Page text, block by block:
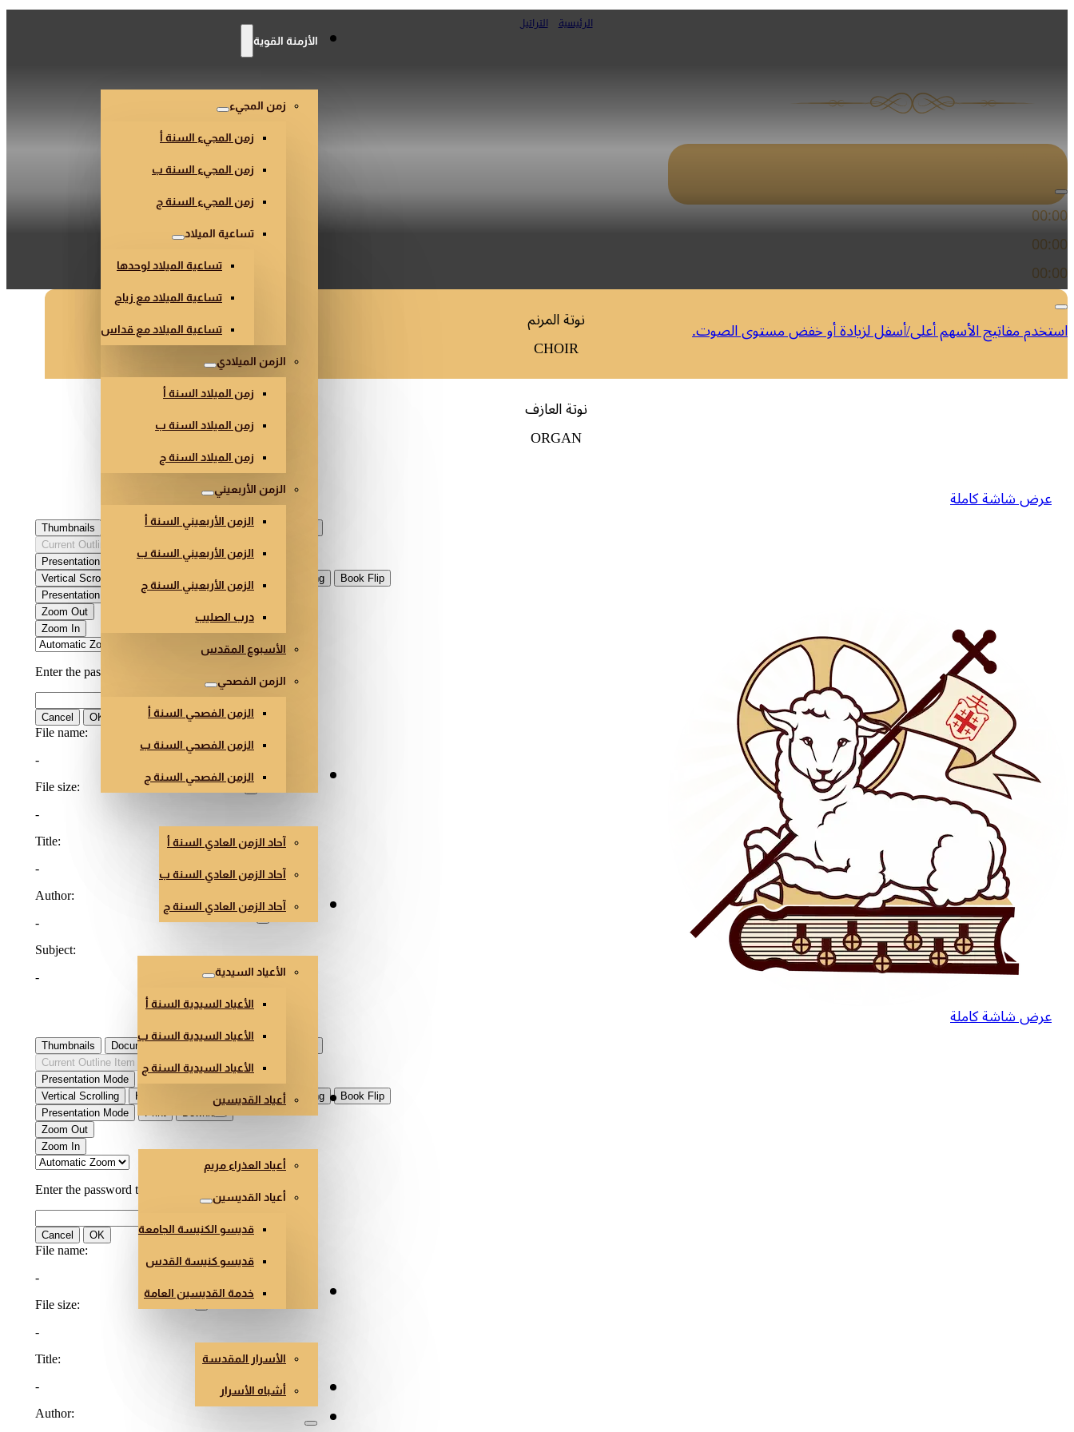
الأزمنة القوية
زمن المجيء
زمن المجيء السنة أ
زمن المجيء السنة ب
زمن المجيء السنة ج
تساعية الميلاد
تساعية الميلاد لوحدها
تساعية الميلاد مع زياح
تساعية الميلاد مع قداس
الزمن الميلادي
زمن الميلاد السنة أ
زمن الميلاد السنة ب
زمن الميلاد السنة ج
الزمن الأربعيني
الزمن الأربعيني السنة أ
الزمن الأربعيني السنة ب
الزمن الأربعيني السنة ج
درب الصليب
الأسبوع المقدس
الزمن الفصحي
الزمن الفصحي السنة أ
الزمن الفصحي السنة ب
الزمن الفصحي السنة ج الزمن العادي
آحاد الزمن العادي السنة أ
آحاد الزمن العادي السنة ب
آحاد الزمن العادي السنة جأعياد أخرى
الأعياد السيدية
الأعياد السيدية السنة أ
الأعياد السيدية السنة ب
الأعياد السيدية السنة ج
أعياد القديسين
العذراء والقديسون
أعياد العذراء مريم
أعياد القديسين
قديسو الكنيسة الجامعة
قديسو كنيسة القدس
خدمة القديسين العامةالأسرار وأشباه الأسرار
الأسرار المقدسة
أشباه الأسرار
هندسة وفن الكنائس
الرئيسية التراتيل
مشغل الصوت
00:00
00:00
00:00
استخدم مفاتيح الأسهم أعلى/أسفل لزيادة أو خفض مستوى الصوت.
نوتة المرنم
CHOIR
نوتة العازف
ORGAN
عرض شاشة كاملة
عرض شاشة كاملة